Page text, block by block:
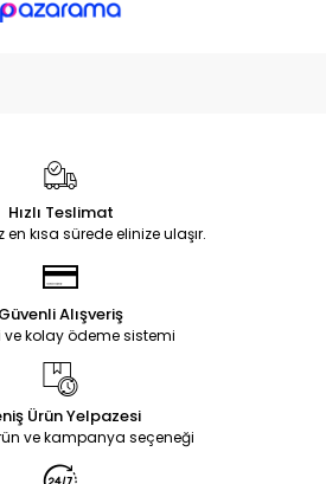
Hızlı Teslimat
en kısa sürede elinize ulaşır.
Güvenli Alışveriş
ve kolay ödeme sistemi
Ürün Yelpazesi
ve kampanya seçeneği